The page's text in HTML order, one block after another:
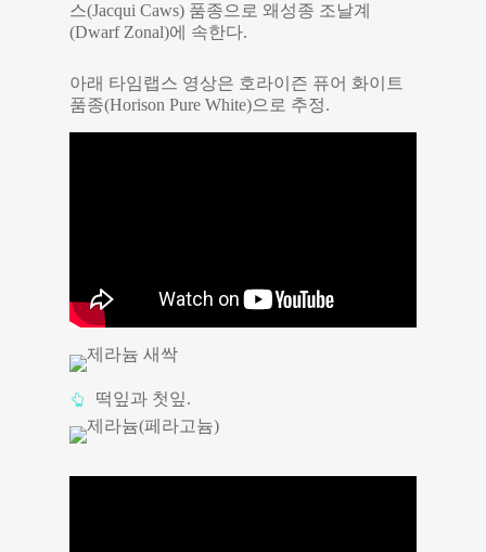
스(Jacqui Caws) 품종으로 왜성종 조날계
(Dwarf Zonal)에 속한다.
아래 타임랩스 영상은 호라이즌 퓨어 화이트
품종(Horison Pure White)으로 추정.
떡잎과 첫잎.